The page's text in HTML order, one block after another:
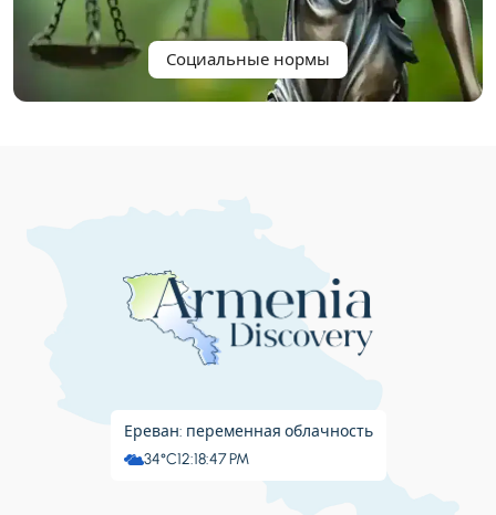
Социальные нормы
Ереван: переменная облачность
34°C12:18:48 PM